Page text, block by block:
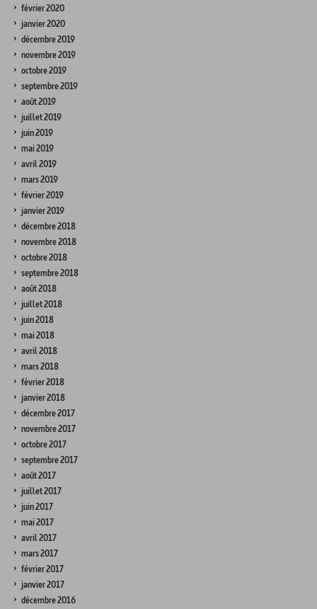
février 2020
janvier 2020
décembre 2019
novembre 2019
octobre 2019
septembre 2019
août 2019
juillet 2019
juin 2019
mai 2019
avril 2019
mars 2019
février 2019
janvier 2019
décembre 2018
novembre 2018
octobre 2018
septembre 2018
août 2018
juillet 2018
juin 2018
mai 2018
avril 2018
mars 2018
février 2018
janvier 2018
décembre 2017
novembre 2017
octobre 2017
septembre 2017
août 2017
juillet 2017
juin 2017
mai 2017
avril 2017
mars 2017
février 2017
janvier 2017
décembre 2016